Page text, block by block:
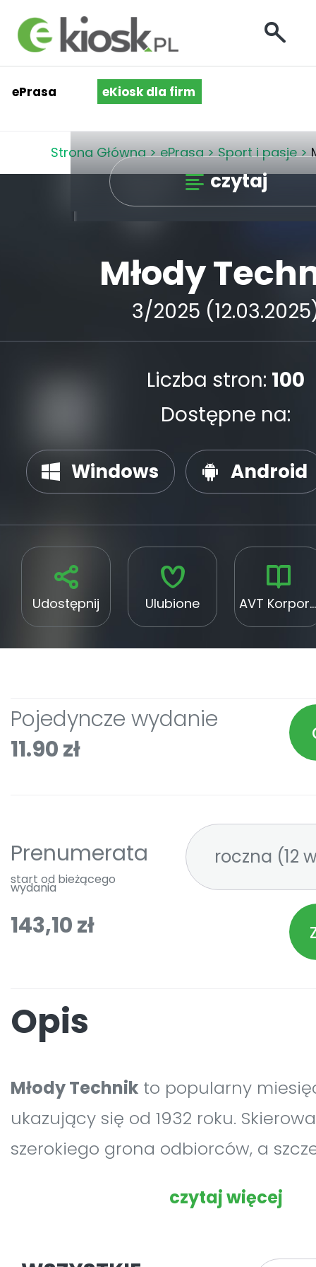
ePrasa eKiosk dla firm
Strona Główna > ePrasa > Sport i pasje >
czytaj
Młody
3/2025
Liczba stron: 100
Dostępne na:
Windows Android
Udostępnij Ulubione AVT Korporacja Sp. z o. o.
Pojedyncze wydanie
11.90 zł
Prenumerata
start od bieżącego
wydania
143,10 zł
Opis
Młody Technik to popularny
ukazujący się od 1932 roku.
szerokiego grona odbiorców, a
współczesną techniką i kierunkami
czytaj więcej